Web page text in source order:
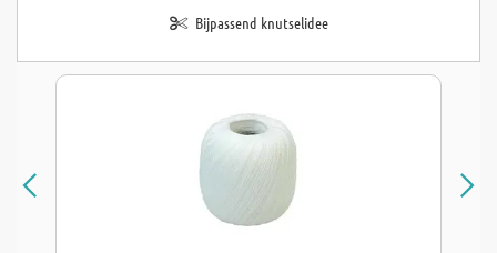
Bijpassend knutselidee